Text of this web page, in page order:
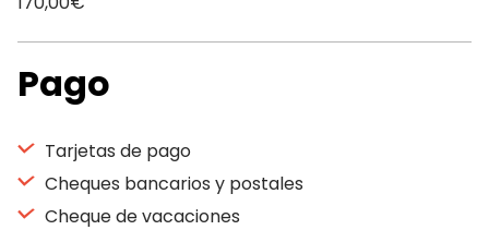
Pago
Tarjetas de pago
Cheques bancarios y postales
Cheque de vacaciones